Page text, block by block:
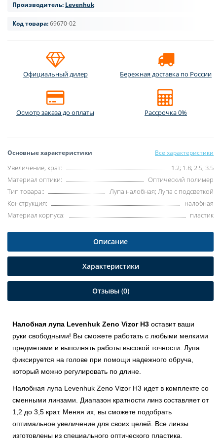
Производитель: Levenhuk
Код товара:69670-02
Официальный дилер Бережная доставка по России
Осмотр заказа до оплаты Рассрочка 0%
Основные характеристики Все характеристики
Увеличение, крат:
1.2; 1.8; 2.5; 3.5
Материал оптики:
Оптический полимер
Тип товара::
Лупа налобная; Лупа с подсветкой
Конструкция:
налобная
Материал корпуса:
пластик
Описание
Характеристики
Отзывы (0)
Налобная лупа Levenhuk Zeno Vizor H3 оставит ваши
руки свободными! Вы сможете работать с любыми мелкими
предметами и выполнять работы высокой точности. Лупа
фиксируется на голове при помощи надежного обруча,
который можно регулировать по длине.
Налобная лупа Levenhuk Zeno Vizor H3 идет в комплекте со
сменными линзами. Диапазон кратности линз составляет от
1,2 до 3,5 крат. Меняя их, вы сможете подобрать
оптимальное увеличение для своих целей. Все линзы
изготовлены из специального оптического пластика.